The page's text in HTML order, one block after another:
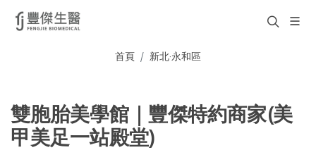
首頁 新北·永和區
雙胞胎美學館｜豐傑特約商家(美
甲美足一站殿堂)